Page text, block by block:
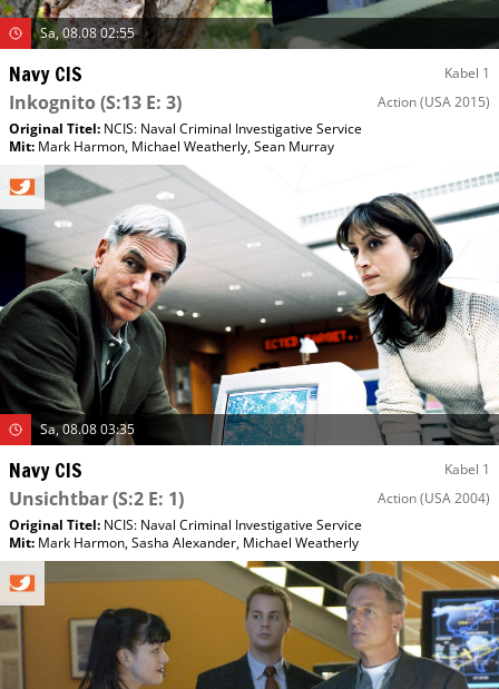
Sa, 08.08 02:55
Navy CIS Kabel 1
Inkognito(S:13 E: 3) Action(USA 2015)
Original Titel: NCIS: Naval Criminal Investigative Service
Mit: Mark Harmon, Michael Weatherly,Sean Murray
Sa, 08.08 03:35
Navy CIS Kabel 1
Unsichtbar(S:2 E: 1) Action(USA 2004)
Original Titel: NCIS: Naval Criminal Investigative Service
Mit: Mark Harmon,Sasha Alexander, Michael Weatherly